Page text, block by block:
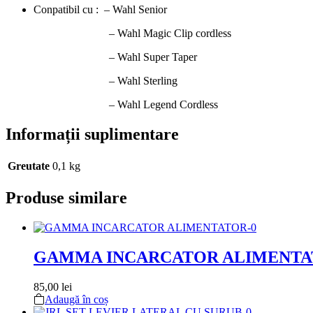
Conpatibil cu : – Wahl Senior
– Wahl Magic Clip cordless
– Wahl Super Taper
– Wahl Sterling
– Wahl Legend Cordless
Informații suplimentare
Greutate 0,1 kg
Produse similare
GAMMA INCARCATOR
85,00 lei
Adaugă în coș